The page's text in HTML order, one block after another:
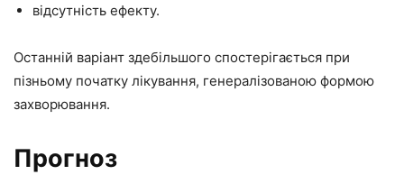
відсутність ефекту.
Останній варіант здебільшого спостерігається при
пізньому початку лікування, генералізованою формою
захворювання.
Прогноз